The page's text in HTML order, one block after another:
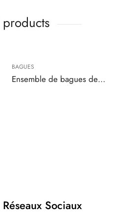
BAGUES
Ensemble de bagues de fiançailles en diamant
Sociaux